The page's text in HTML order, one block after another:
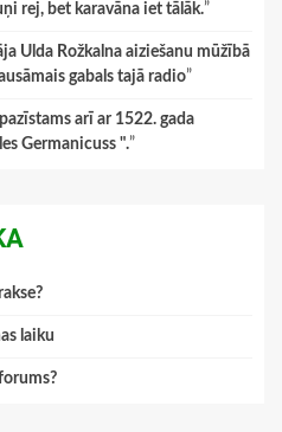
rej, bet karavāna iet tālāk.”
Ulda Rožkalna aiziešanu mūžībā
gabals tajā radio”
arī ar 1522. gada
Germanicuss ".”
laiku